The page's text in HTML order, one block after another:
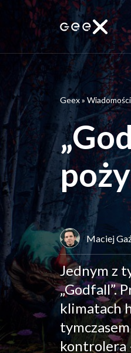
Geex» Wiadomości
Maciej
Jednym z
„Godfall”.
klimatach
kontrolera